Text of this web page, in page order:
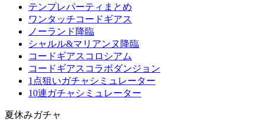
テンプレパーティまとめ
ワンタッチコードギアス
ノーランド降臨
シャルル&マリアンヌ降臨
コードギアスコロシアム
コードギアスコラボダンジョン
1点狙いガチャシミュレーター
10連ガチャシミュレーター
夏休みガチャ